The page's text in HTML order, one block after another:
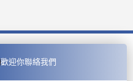
歡迎你聯絡我們